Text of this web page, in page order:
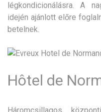
légkondicionálásra. A
idején ajánlott előre
betelnek.
Hôtel de